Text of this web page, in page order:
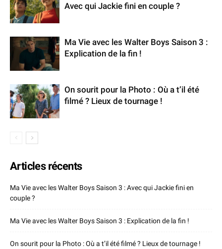
Avec qui Jackie fini en couple ?
Ma Vie avec les Walter Boys Saison 3 :
Explication de la fin !
On sourit pour la Photo : Où a t’il été
filmé ? Lieux de tournage !
Articles récents
Ma Vie avec les Walter Boys Saison 3 : Avec qui Jackie fini en
couple ?
Ma Vie avec les Walter Boys Saison 3 : Explication de la fin !
On sourit pour la Photo : Où a t’il été filmé ? Lieux de tournage !